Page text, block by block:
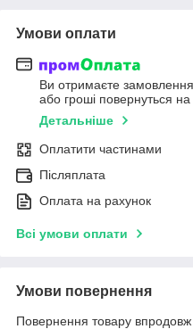
Умови оплати
Ви отримаєте замовлення
або гроші повернуться
Детальніше
Оплатити частинами
Післяплата
Оплата на рахунок
Всі умови оплати
Умови повернення
Повернення товару впродовж